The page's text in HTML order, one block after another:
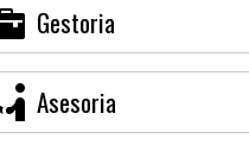
Gestoria
Asesoria